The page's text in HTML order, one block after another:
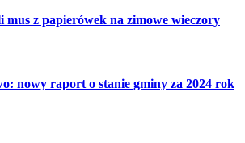
mus z papierówek na zimowe wieczory
nowy raport o stanie gminy za 2024 rok